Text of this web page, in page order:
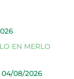
EN MERLO
04/08/2026